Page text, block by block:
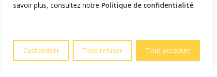
savoir plus, consultez notre Politique de confidentialité.
Customiser Tout refuser Tout accepter
En itinérance
A Domicile